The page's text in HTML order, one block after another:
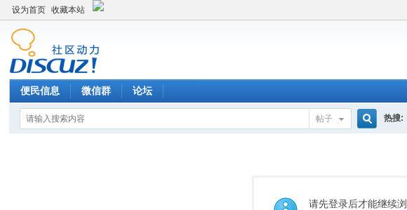
设为首页 收藏本站
便民信息 微信群 论坛
帖子
索
热搜:
请先登录后才能继续